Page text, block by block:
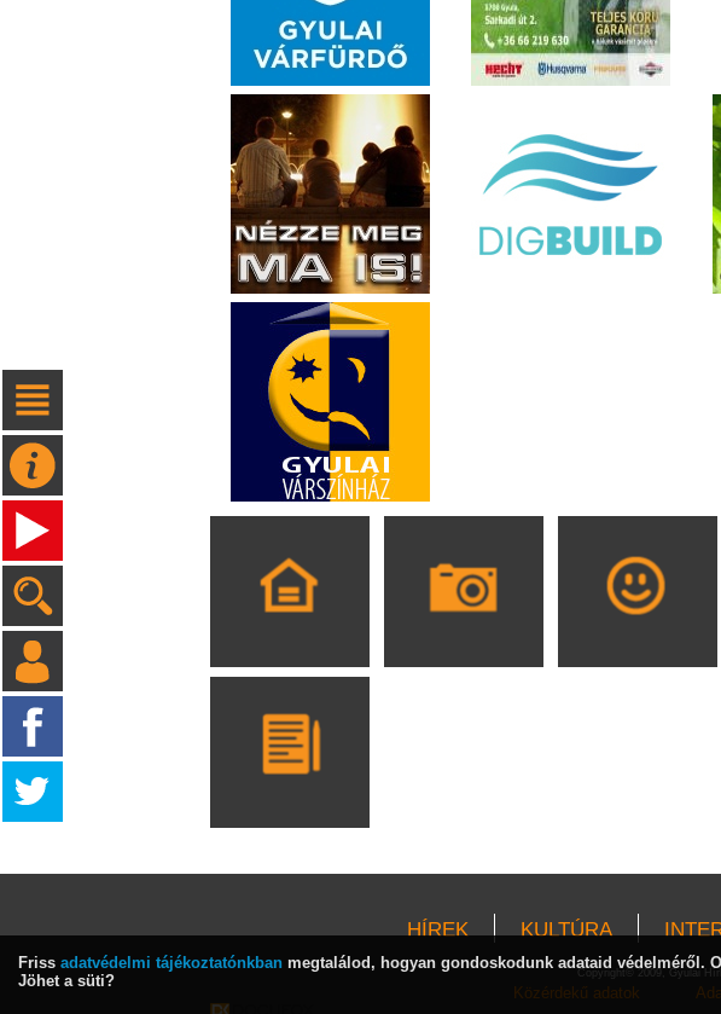
HÍREK KULTÚRA
Copyright© 2009, Gyulai
Közérdekű adatok
Friss adatvédelmi tájékoztatónkban megtalálod, hogyan gondoskodunk adataid védelméről.
Jöhet a süti?